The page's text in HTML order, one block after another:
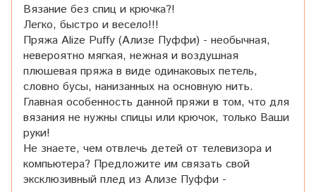
Вязание без спиц и крючка?!
Легко, быстро и весело!!!
Пряжа Alize Puffy (Ализе Пуффи) - необычная,
невероятно мягкая, нежная и воздушная
плюшевая пряжа в виде одинаковых петель,
словно бусы, нанизанных на основную нить.
Главная особенность данной пряжи в том, что для
вязания не нужны спицы или крючок, только Ваши
руки!
Не знаете, чем отвлечь детей от телевизора и
компьютера? Предложите им связать свой
эксклюзивный плед из Ализе Пуффи -